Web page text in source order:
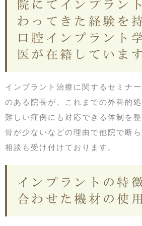
院にてインプラン
わってきた経験を
口腔インプラント
医が在籍していま
インプラント治療に関するセミナ
のある院長が、これまでの外科的
難しい症例にも対応できる体制を
骨が少ないなどの理由で他院で断
相談も受け付けております。
インプラントの特
合わせた機材の使用